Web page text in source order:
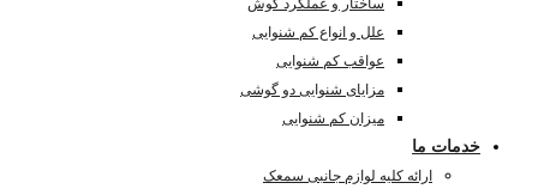
ساختار و عملکرد گوش
علل و انواع کم شنوایی
عواقب کم شنوایی
مزایای شنوایی دو گوشی
میزان کم شنوایی
خدمات ما
ارائه کلیه لوازم جانبی سمعک